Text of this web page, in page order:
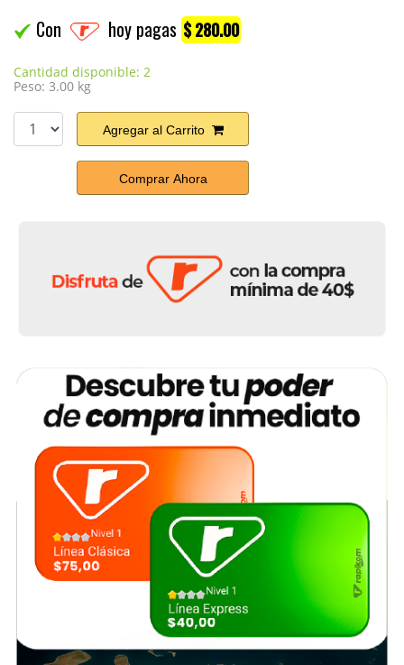
Con hoy pagas $ 280.00
Cantidad disponible: 2
Peso: 3.00 kg
Agregar al Carrito
Comprar Ahora